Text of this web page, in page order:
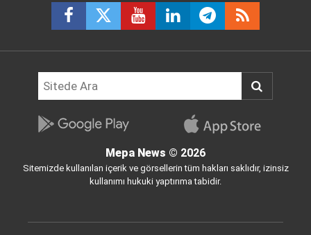
Mepa News © 2026
Sitemizde kullanılan içerik ve görsellerin tüm hakları saklıdır, izinsiz
kullanımı hukuki yaptırıma tabidir.